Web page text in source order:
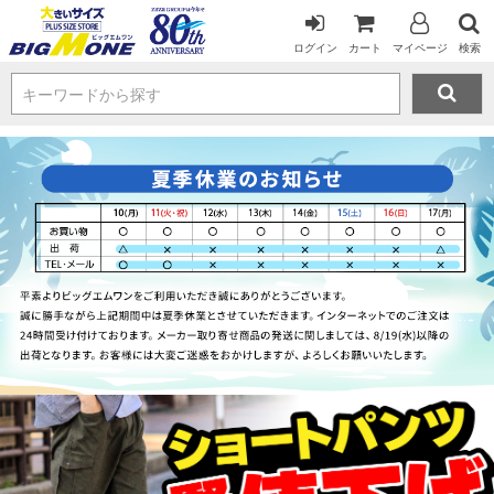
ログイン カート マイページ 検索
キーワードから探す